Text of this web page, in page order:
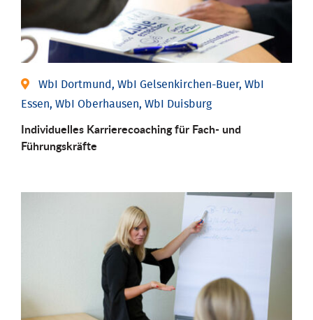
WbI Dortmund, WbI Gelsenkirchen-Buer, WbI
Essen, WbI Oberhausen, WbI Duisburg
Individu­elles Karrierecoaching für Fach-­ und
Führungs­kräfte